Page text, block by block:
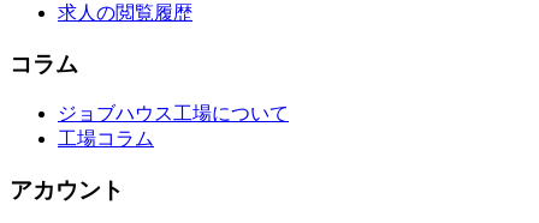
求人の閲覧履歴
コラム
ジョブハウス工場について
工場コラム
アカウント